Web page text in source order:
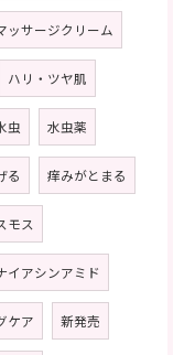
ッサージクリーム
ハリ・ツヤ肌
虫 水虫薬
る 痒みがとまる
モス
イアシンアミド
ケア 新発売